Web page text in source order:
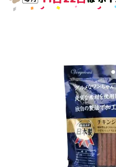
美容・ケア用品